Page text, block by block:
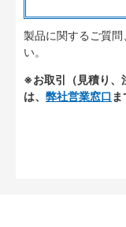
製品に関するご質
い。
※お取引（見積り、
は、 弊社営業窓口